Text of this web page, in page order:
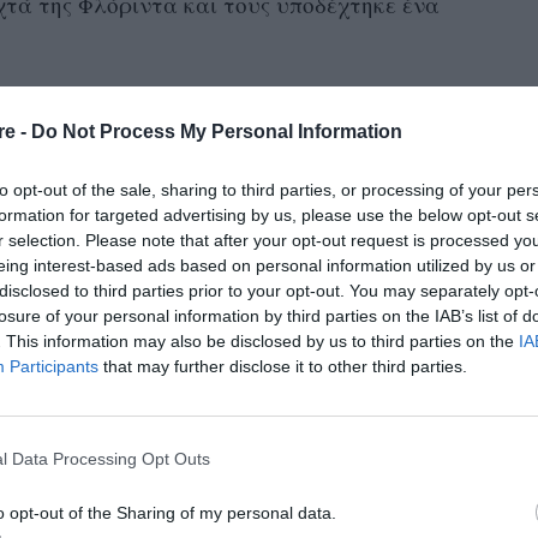
- Do Not Process My Personal Information
opt-out of the sale, sharing to third parties, or processing of your
for targeted advertising by us, please use the below opt-out
selection. Please note that after your opt-out request is processed
interest-based ads based on personal information utilized by us
to third parties prior to your opt-out. You may separately
of your personal information by third parties on the IAB’s list of
This information may also be disclosed by us to third parties on the
Participants that may further disclose it to other third parties.
Data Processing Opt Outs
opt-out of the Sharing of my personal data.
χιλιομέτρωναπό τηνεπιφάνειατου
59χρονηκαι ο 62χρονος γέμισαν τον χρόνο
καιδιαστημικούς περιπάτους.
τονΉλιονα ανατέλλει και να δύει άπειρες
16 περιστροφέςγύρω από τηΓηανά
και δύσεις του Ηλίου.
τον χρόνο τους με εργασίες